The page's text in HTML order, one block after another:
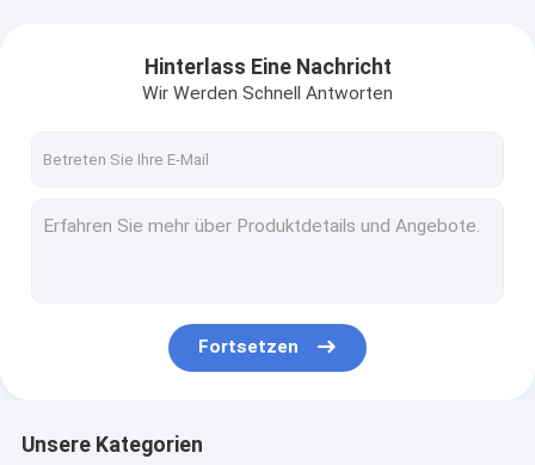
Hinterlass Eine Nachricht
Wir Werden Schnell Antworten
Fortsetzen
Unsere Kategorien